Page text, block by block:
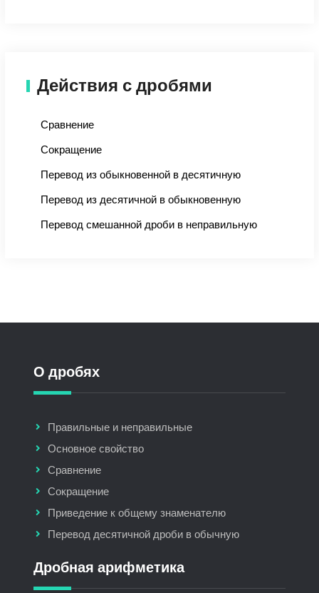
Действия с дробями
Сравнение
Сокращение
Перевод из обыкновенной в десятичную
Перевод из десятичной в обыкновенную
Перевод смешанной дроби в неправильную
О дробях
Правильные и неправильные
Основное свойство
Сравнение
Сокращение
Приведение к общему знаменателю
Перевод десятичной дроби в обычную
Дробная арифметика